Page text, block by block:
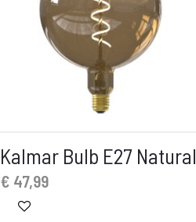
Kalmar Bulb E27 Natural
€ 47,99